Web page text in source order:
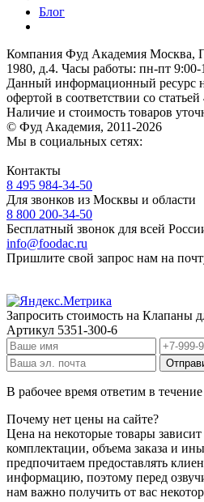
Блог
Компания Фуд Академия Москва,
1980, д.4. Часы работы: пн-пт
Данный информационный ресурс
офертой в соответствии со
Наличие и стоимость товаров
© Фуд Академия, 2011-2026
Мы в социальных сетях:
Контакты
8 495 984-34-50
Для звонков из Москвы и области
8 800 200-34-50
Бесплатный звонок для всей
info@foodac.ru
Пришлите свой запрос нам на
Запросить стоимость на Клапаны
Артикул 5351-300-6
В рабочее время ответим в
Почему нет цены на сайте?
Цена на некоторые товары
комплектации, объема заказа и
предпочитаем предоставлять
информацию, поэтому перед
нам важно получить от вас